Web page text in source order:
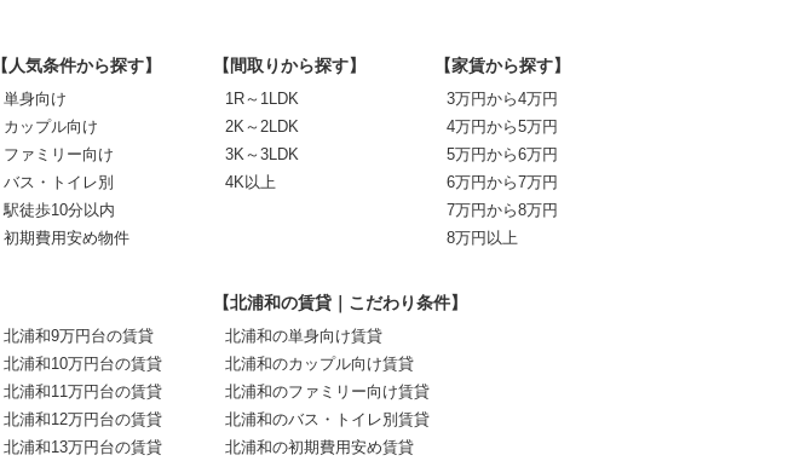
【人気条件から探す】
単身向け
カップル向け
ファミリー向け
バス・トイレ別
駅徒歩10分以内
初期費用安め物件
【間取りから探す】
1R～1LDK
2K～2LDK
3K～3LDK
4K以上
【家賃から探す】
3万円から4万円
4万円から5万円
5万円から6万円
6万円から7万円
7万円から8万円
8万円以上
北浦和9万円台の賃貸
北浦和10万円台の賃貸
北浦和11万円台の賃貸
北浦和12万円台の賃貸
北浦和13万円台の賃貸
【北浦和の賃貸｜こだわり条件】
北浦和の単身向け賃貸
北浦和のカップル向け賃貸
北浦和のファミリー向け賃貸
北浦和のバス・トイレ別賃貸
北浦和の初期費用安め賃貸